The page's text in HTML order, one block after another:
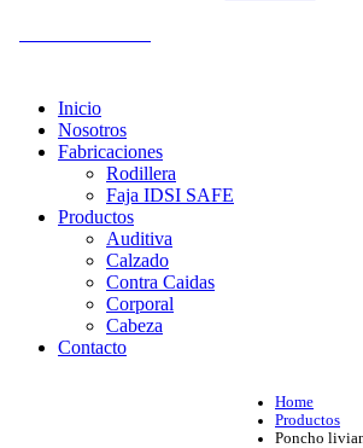
Inicio
Nosotros
Fabricaciones
Rodillera
Faja IDSI SAFE
Productos
Auditiva
Calzado
Contra Caidas
Corporal
Cabeza
Contacto
Home
Productos
Poncho